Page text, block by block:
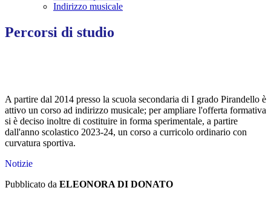
Indirizzo musicale
Percorsi di studio
A partire dal 2014 presso la scuola secondaria di I grado Pirandello è
attivo un corso ad indirizzo musicale; per ampliare l'offerta formativa
si è deciso inoltre di costituire in forma sperimentale, a partire
dall'anno scolastico 2023-24, un corso a curricolo ordinario con
curvatura sportiva.
Notizie
Pubblicato da ELEONORA DI DONATO